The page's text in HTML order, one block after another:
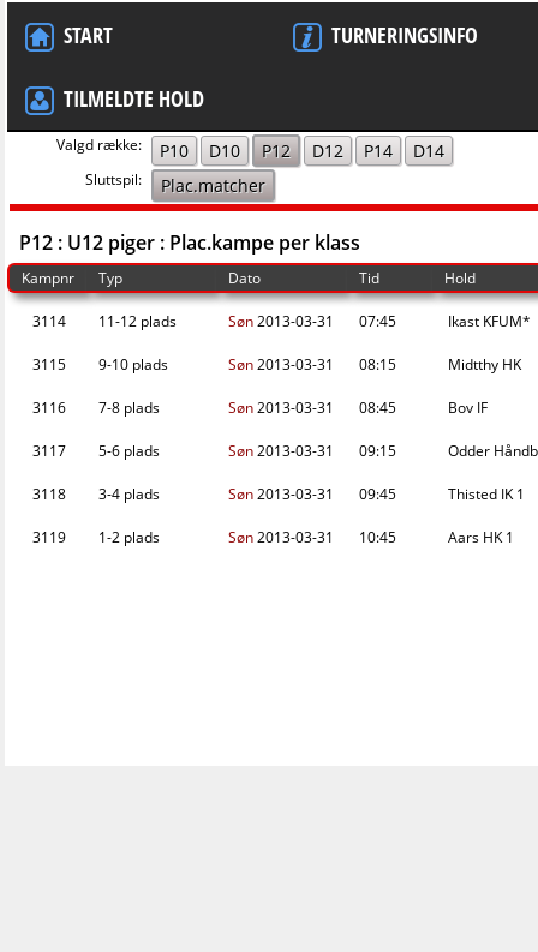
START TURNERINGSINFO
TILMELDTE HOLD
Valgd række: P10 D10 P12 D12 P14 D14
Sluttspil: Plac.matcher
P12 : U12 piger : Plac.kampe per klass
Kampnr Typ Dato Tid Hold
3114 11-12 plads Søn2013-03-31 07:45 Ikast KFUM*
3115 9-10 plads Søn2013-03-31 08:15 Midtthy HK
3116 7-8 plads Søn2013-03-31 08:45 Bov IF
3117 5-6 plads Søn2013-03-31 09:15 Odder
3118 3-4 plads Søn2013-03-31 09:45 Thisted IK 1
3119 1-2 plads Søn2013-03-31 10:45 Aars HK 1